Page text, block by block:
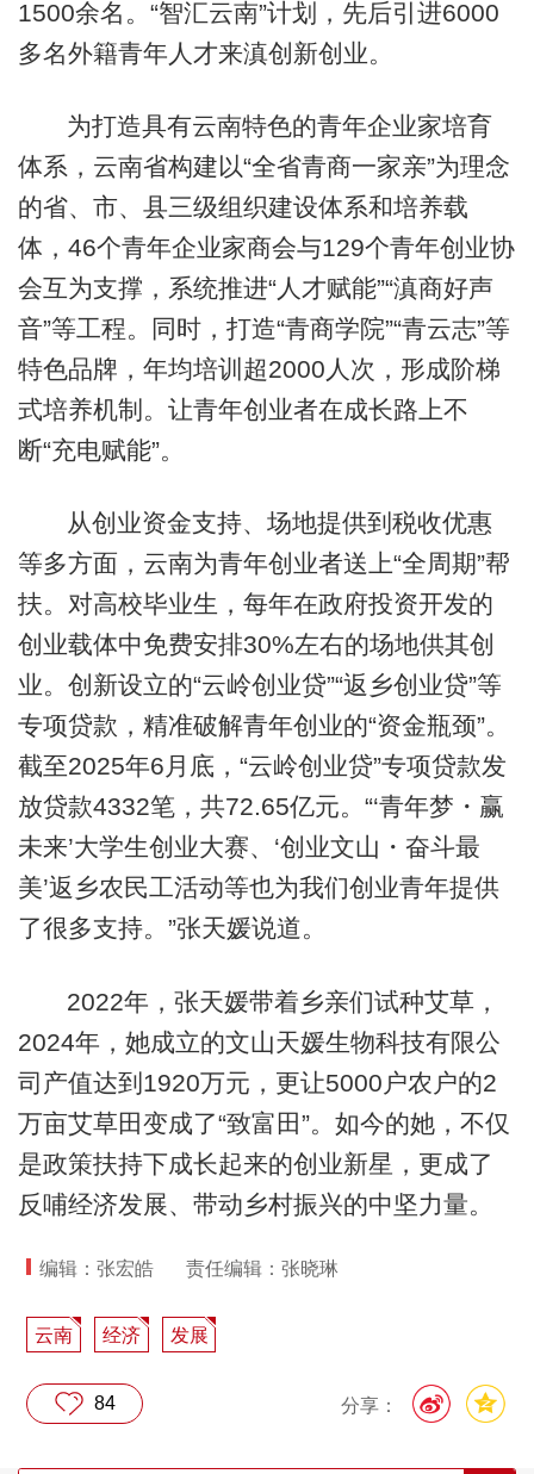
1500余名。“智汇云南”计划，先后引进6000
多名外籍青年人才来滇创新创业。
为打造具有云南特色的青年企业家培育
体系，云南省构建以“全省青商一家亲”为理念
的省、市、县三级组织建设体系和培养载
体，46个青年企业家商会与129个青年创业协
会互为支撑，系统推进“人才赋能”“滇商好声
音”等工程。同时，打造“青商学院”“青云志”等
特色品牌，年均培训超2000人次，形成阶梯
式培养机制。让青年创业者在成长路上不
断“充电赋能”。
从创业资金支持、场地提供到税收优惠
等多方面，云南为青年创业者送上“全周期”帮
扶。对高校毕业生，每年在政府投资开发的
创业载体中免费安排30%左右的场地供其创
业。创新设立的“云岭创业贷”“返乡创业贷”等
专项贷款，精准破解青年创业的“资金瓶颈”。
截至2025年6月底，“云岭创业贷”专项贷款发
放贷款4332笔，共72.65亿元。“‘青年梦・赢
未来’大学生创业大赛、‘创业文山・奋斗最
美’返乡农民工活动等也为我们创业青年提供
了很多支持。”张天媛说道。
2022年，张天媛带着乡亲们试种艾草，
2024年，她成立的文山天媛生物科技有限公
司产值达到1920万元，更让5000户农户的2
万亩艾草田变成了“致富田”。如今的她，不仅
是政策扶持下成长起来的创业新星，更成了
反哺经济发展、带动乡村振兴的中坚力量。
编辑：张宏皓 责任编辑：张晓琳
云南 经济 发展
分享：
84